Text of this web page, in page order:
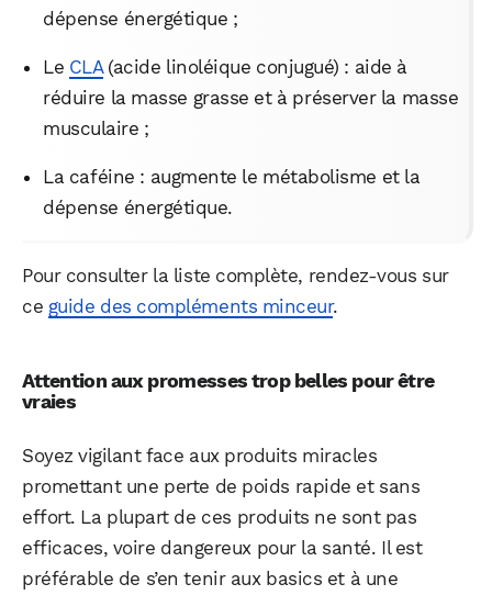
dépense énergétique ;
Le CLA(acide linoléique conjugué) : aide à
réduire la masse grasse et à préserver la masse
musculaire ;
La caféine : augmente le métabolisme et la
dépense énergétique.
Pour consulter la liste complète, rendez-vous sur
ce guide des compléments minceur.
Attention aux promesses trop belles pour être
vraies
Soyez vigilant face aux produits miracles
promettant une perte de poids rapide et sans
effort. La plupart de ces produits ne sont pas
efficaces, voire dangereux pour la santé. Il est
préférable de s’en tenir aux basics et à une